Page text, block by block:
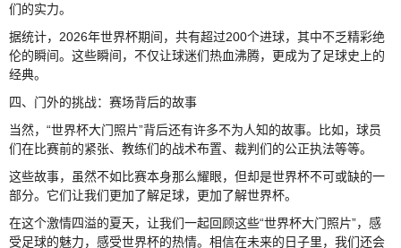
们的实力。
据统计，2026年世界杯期间，共有超过200个进球，其中不乏精彩绝
伦的瞬间。这些瞬间，不仅让球迷们热血沸腾，更成为了足球史上的
经典。
四、门外的挑战：赛场背后的故事
当然，“世界杯大门照片”背后还有许多不为人知的故事。比如，球员
们在比赛前的紧张、教练们的战术布置、裁判们的公正执法等等。
这些故事，虽然不如比赛本身那么耀眼，但却是世界杯不可或缺的一
部分。它们让我们更加了解足球，更加了解世界杯。
在这个激情四溢的夏天，让我们一起回顾这些“世界杯大门照片”，感
受足球的魅力，感受世界杯的热情。相信在未来的日子里，我们还会